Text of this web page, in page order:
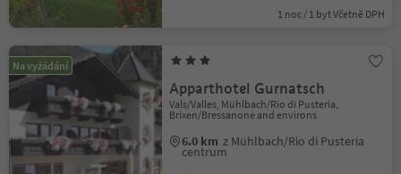
1 noc / 1 byt Včetně DPH
Na vyžádání
Apparthotel Gurnatsch
Vals/Valles, Mühlbach/Rio di Pusteria,
Brixen/Bressanone and environs
6.0 km z Mühlbach/Rio di Pusteria
centrum